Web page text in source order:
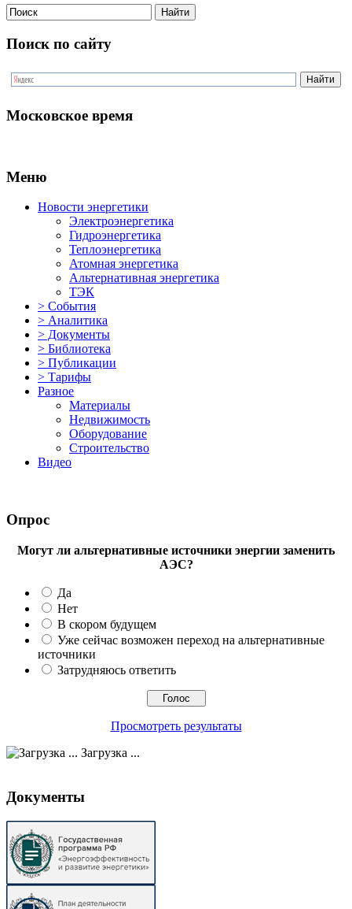
Поиск по сайту
Московское время
Меню
Новости энергетики
Электроэнергетика
Гидроэнергетика
Теплоэнергетика
Атомная энергетика
Альтернативная энергетика
ТЭК
> События
> Аналитика
> Документы
> Библиотека
> Публикации
> Тарифы
Разное
Материалы
Недвижимость
Оборудование
Строительство
Видео
Опрос
Могут ли альтернативные источники энергии заменить
АЭС?
Да
Нет
В скором будущем
Уже сейчас возможен переход на альтернативные
источники
Затрудняюсь ответить
Просмотреть результаты
Загрузка ...
Документы